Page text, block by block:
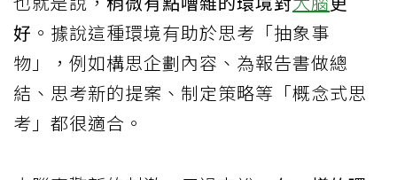
好 。據說這種環境有助於思考「抽象事
物」，例如構思企劃內容、為報告書做總
結、思考新的提案、制定策略等「概念式思
考」都很適合。